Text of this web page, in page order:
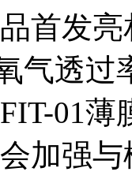
发亮
气透
01
加强